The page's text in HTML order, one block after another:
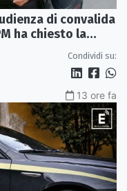
di convalida
ha chiesto la
Condividi su:
13 ore fa